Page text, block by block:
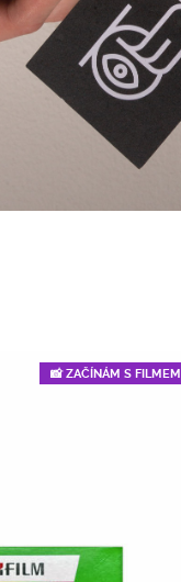
📸 ZAČÍNÁM S FILMEM